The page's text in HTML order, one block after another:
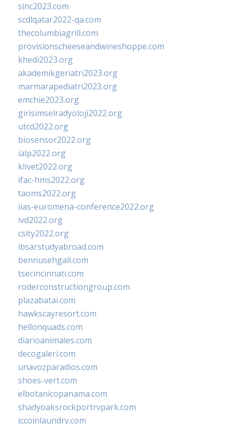
sinc2023.com
scdlqatar2022-qa.com
thecolumbiagrill.com
provisionscheeseandwineshoppe.com
khedi2023.org
akademikgeriatri2023.org
marmarapediatri2023.org
emchie2023.org
girisimselradyoloji2022.org
utcd2022.org
biosensor2022.org
ialp2022.org
klivet2022.org
ifac-hms2022.org
taoms2022.org
iias-euromena-conference2022.org
ivd2022.org
csity2022.org
ibsarstudyabroad.com
bennusehgall.com
tsecincinnati.com
roderconstructiongroup.com
plazabatai.com
hawkscayresort.com
hellonquads.com
diarioanimales.com
decogaleri.com
unavozparadios.com
shoes-vert.com
elbotanicopanama.com
shadyoaksrockportrvpark.com
jccoinlaundry.com